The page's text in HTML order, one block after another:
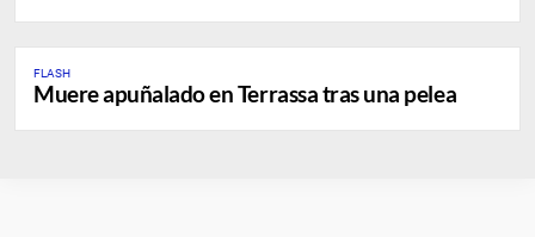
FLASH
Muere apuñalado en Terrassa tras una pelea